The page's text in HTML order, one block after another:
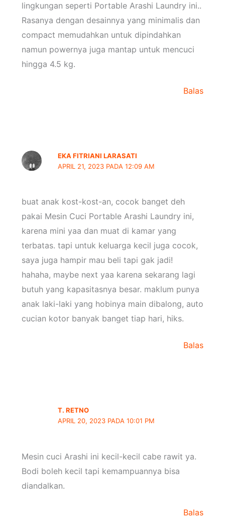
lingkungan seperti Portable Arashi Laundry ini..
Rasanya dengan desainnya yang minimalis dan
compact memudahkan untuk dipindahkan
namun powernya juga mantap untuk mencuci
hingga 4.5 kg.
Balas
EKA FITRIANI LARASATI
APRIL 21, 2023 PADA 12:09 AM
buat anak kost-kost-an, cocok banget deh
pakai Mesin Cuci Portable Arashi Laundry ini,
karena mini yaa dan muat di kamar yang
terbatas. tapi untuk keluarga kecil juga cocok,
saya juga hampir mau beli tapi gak jadi!
hahaha, maybe next yaa karena sekarang lagi
butuh yang kapasitasnya besar. maklum punya
anak laki-laki yang hobinya main dibalong, auto
cucian kotor banyak banget tiap hari, hiks.
Balas
T. RETNO
APRIL 20, 2023 PADA 10:01 PM
Mesin cuci Arashi ini kecil-kecil cabe rawit ya.
Bodi boleh kecil tapi kemampuannya bisa
diandalkan.
Balas